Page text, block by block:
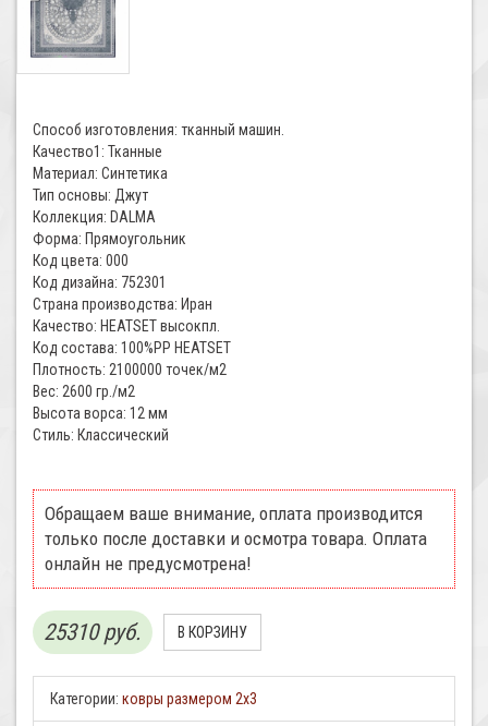
Способ изготовления: тканный машин.
Качество1: Тканные
Материал: Синтетика
Тип основы: Джут
Коллекция: DALMA
Форма: Прямоугольник
Код цвета: 000
Код дизайна: 752301
Страна производства: Иран
Качество: HEATSET высокпл.
Код состава: 100%PP HEATSET
Плотность: 2100000 точек/м2
Вес: 2600 гр./м2
Высота ворса: 12 мм
Стиль: Классический
Обращаем ваше внимание, оплата производится
только после доставки и осмотра товара. Оплата
онлайн не предусмотрена!
25310 руб.
Категории: ковры размером 2х3